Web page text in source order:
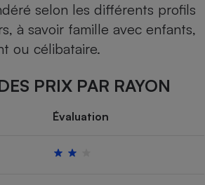
selon les différents profils
à savoir famille avec enfants,
ou célibataire.
PRIX PAR RAYON
Évaluation